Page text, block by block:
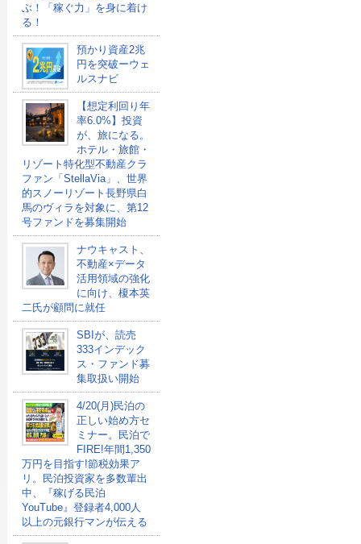
ぶ！「稼ぐ力」を身に着け
る！
預かり資産2兆
円を突破ーウェ
ルスナビ
【想定利回り年
率6.0%】投資
が、旅になる。
ホテル・旅館・
リゾート特化型不動産クラ
ファン「StellaVia」、世界
的スノーリゾート長野県白
馬のヴィラを対象に、第12
号ファンドを募集開始
ナウキャスト、
不動産×データ
活用領域の強化
に向け、榎本英
二氏が顧問に就任
SBIが、読売
333インデック
ス・ファンド募
集取扱い開始
4/20(月)民泊の
正しい始め方セ
ミナー。民泊で
FIRE!年間1,350
万円を目指す!節税効果ア
リ。民泊投資家を多数輩出
中、『稼げる民泊
YouTube』登録者4,000人
以上の元銀行マンが伝える